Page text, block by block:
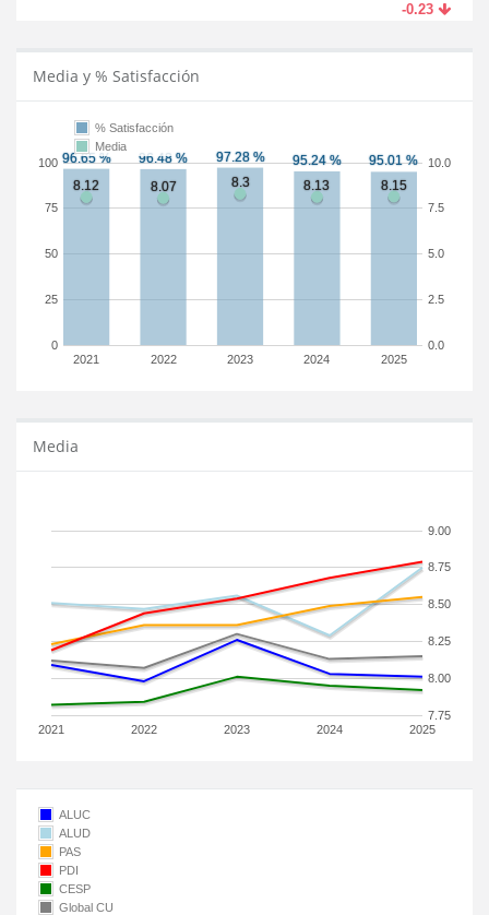
-0.23
Media y % Satisfacción
2021 2022 2023 2024 2025
0
25
50
75
100
0.0
2.5
5.0
7.5
10.0
% Satisfacción
Media
Media
2021 2022 2023 2024 2025
7.75
8.00
8.25
8.50
8.75
9.00
ALUC
ALUD
PAS
PDI
CESP
Global CU